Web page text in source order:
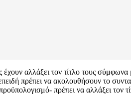
έχουν αλλάξει τον τίτλο τους
πρέπει να ακολουθήσουν το
πρέπει να αλλάξει τον